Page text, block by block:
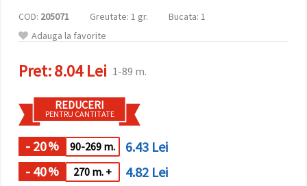
selectând
cookie -uri
pe butonul
"Salvați"
Аcceptati
Setări
COD: 205071 Greutate: 1 gr.
Bucata: 1
Adauga la favorite
Pret:8.04 Lei 1-89 m.
REDUCERI
PENTRU CANTITATE
- 20% 90-269 m.
6.43 Lei
- 40% 270 m. + 4.82 Lei